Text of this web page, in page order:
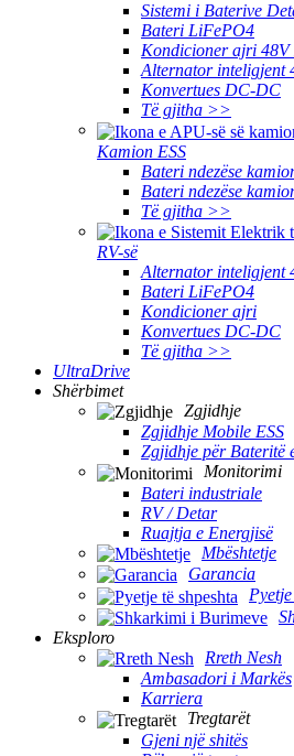
Sistemi i Baterive
Bateri LiFePO4
Kondicioner ajri
Alternator inteligjent
Konvertues DC-DC
Të gjitha >>
Kamion ESS
Bateri ndezëse
Bateri ndezëse
Të gjitha >>
RV-së
Alternator inteligjent
Bateri LiFePO4
Kondicioner ajri
Konvertues DC-DC
Të gjitha >>
UltraDrive
Shërbimet
Zgjidhje
Zgjidhje Mobile ESS
Zgjidhje për Bateritë
Monitorimi
Bateri industriale
RV / Detar
Ruajtja e Energjisë
Mbështetje
Garancia
Eksploro
Rreth Nesh
Ambasadori i Markës
Karriera
Tregtarët
Gjeni një shitës